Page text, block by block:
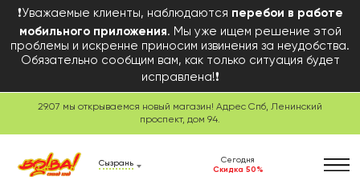
❗Уважаемые клиенты, наблюдаются перебои в работе
мобильного приложения. Мы уже ищем решение этой
проблемы и искренне приносим извинения за неудобства.
Обязательно сообщим вам, как только ситуация будет
исправлена!❗
29.07 мы открываемся новый магазин! Адрес Спб, Ленинский
проспект, дом 94.
Сызрань
Сегодня
Скидка 50%